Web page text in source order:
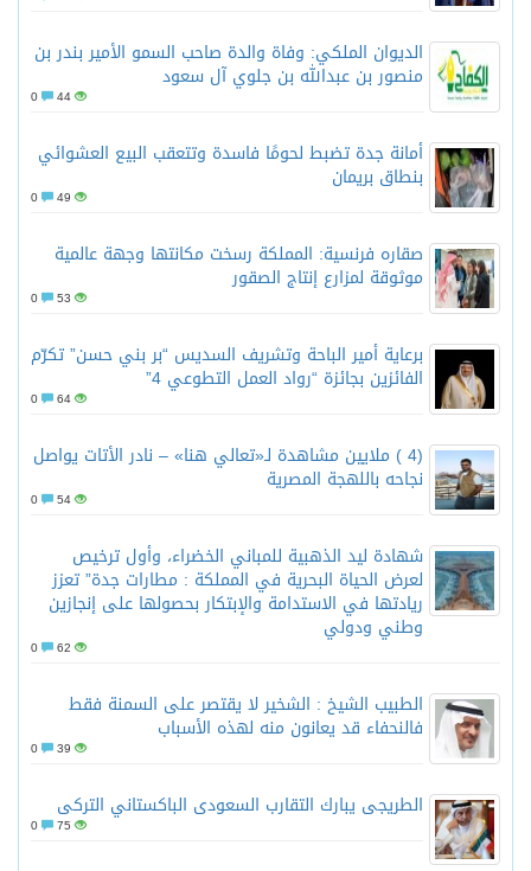
الديوان الملكي: وفاة والدة صاحب السمو الأمير بندر بن
منصور بن عبدالله بن جلوي آل سعود
44
أمانة جدة تضبط لحومًا فاسدة وتتعقب البيع العشوائي
بنطاق بريمان
49
صقاره فرنسية: المملكة رسخت مكانتها وجهة عالمية
موثوقة لمزارع إنتاج الصقور
53
برعاية أمير الباحة وتشريف السديس “بر بني حسن” تكرّم
الفائزين بجائزة “رواد العمل التطوعي 4”
64
(4 ) ملايين مشاهدة لـ«تعالي هنا» – نادر الأتات يواصل
نجاحه باللهجة المصرية
54
شهادة ليد الذهبية للمباني الخضراء، وأول ترخيص
لعرض الحياة البحرية في المملكة : مطارات جدة” تعزز
ريادتها في الاستدامة والإبتكار بحصولها على إنجازين
وطني ودولي
62
الطبيب الشيخ : الشخير لا يقتصر على السمنة فقط
فالنحفاء قد يعانون منه لهذه الأسباب
39
الطريجى يبارك التقارب السعودى الباكستاني التركى
75